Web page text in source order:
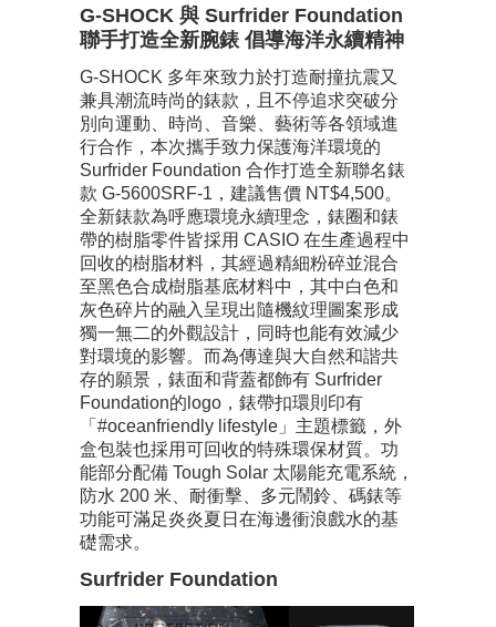
G-SHOCK 與 Surfrider Foundation
聯手打造全新腕錶 倡導海洋永續精神
G-SHOCK 多年來致力於打造耐撞抗震又
兼具潮流時尚的錶款，且不停追求突破分
別向運動、時尚、音樂、藝術等各領域進
行合作，本次攜手致力保護海洋環境的
Surfrider Foundation 合作打造全新聯名錶
款 G-5600SRF-1，建議售價 NT$4,500。
全新錶款為呼應環境永續理念，錶圈和錶
帶的樹脂零件皆採用 CASIO 在生產過程中
回收的樹脂材料，其經過精細粉碎並混合
至黑色合成樹脂基底材料中，其中白色和
灰色碎片的融入呈現出隨機紋理圖案形成
獨一無二的外觀設計，同時也能有效減少
對環境的影響。而為傳達與大自然和諧共
存的願景，錶面和背蓋都飾有 Surfrider
Foundation的logo，錶帶扣環則印有
「#oceanfriendly lifestyle」主題標籤，外
盒包裝也採用可回收的特殊環保材質。功
能部分配備 Tough Solar 太陽能充電系統，
防水 200 米、耐衝擊、多元鬧鈴、碼錶等
功能可滿足炎炎夏日在海邊衝浪戲水的基
礎需求。
Surfrider Foundation